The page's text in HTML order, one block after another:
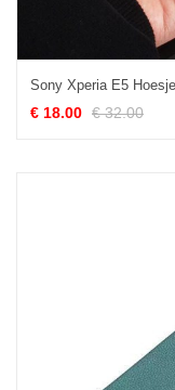
€ 18.00 € 32.00